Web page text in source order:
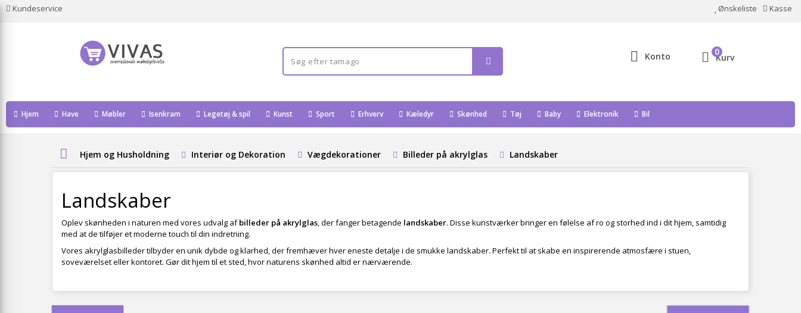
Kundeservice Ønskeliste Kasse
Konto Kurv
0
Hjem Have Møbler Isenkram Legetøj & spil Kunst Sport Erhverv Kæledyr Skønhed Tøj Baby Elektronik Bil
Hjem og Husholdning Interiør og Dekoration Vægdekorationer Billeder på akrylglas Landskaber
Landskaber
Oplev skønheden i naturen med vores udvalg afbilleder på akrylglas, der fanger betagende landskaber. Disse kunstværker bringer en følelse af ro og storhed ind i dit hjem, samtidig
med at de tilføjer et moderne touch til din indretning.
Vores akrylglasbilleder tilbyder en unik dybde og klarhed, der fremhæver hver eneste detalje i de smukke landskaber. Perfekt til at skabe en inspirerende atmosfære i stuen,
soveværelset eller kontoret. Gør dit hjem til et sted, hvor naturens skønhed altid er nærværende.